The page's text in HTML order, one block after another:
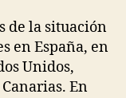
de la situación
en España, en
Unidos,
En